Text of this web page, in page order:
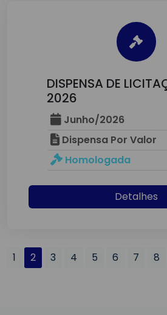
DISPENSA DE
2026
Junho/2026
Dispensa Por Valor
Homologada
Detalhes
1 2 3 4 5 6 7 8